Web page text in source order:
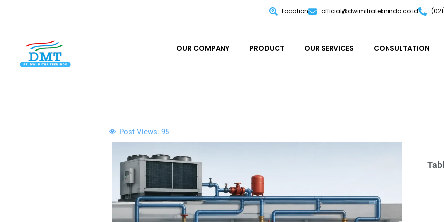
Location official@dwimitrateknindo.co.id
OUR COMPANY PRODUCT OUR SERVICES CONSULTATION
Post Views: 95